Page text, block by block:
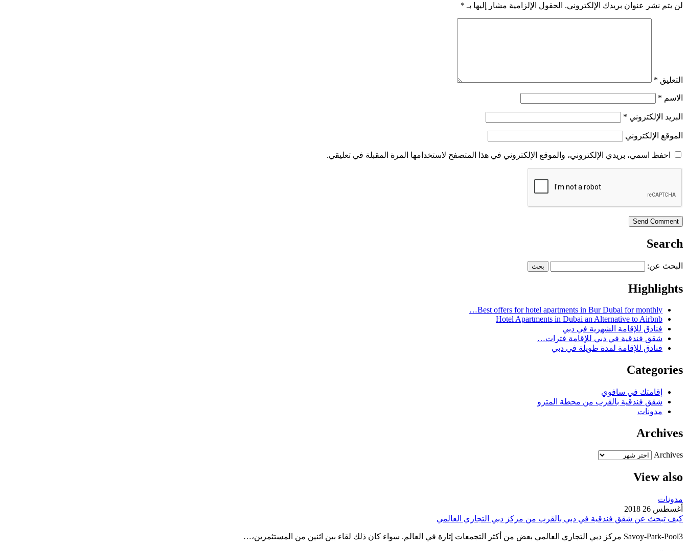
لن يتم نشر عنوان بريدك الإلكتروني. الحقول الإلزامية مشار إليها بـ *
التعليق *
الاسم *
البريد الإلكتروني *
الموقع الإلكتروني
احفظ اسمي، بريدي الإلكتروني، والموقع الإلكتروني في هذا المتصفح لاستخدامها المرة المقبلة في تعليقي.
Search
البحث عن:
Highlights
Best offers for hotel apartments in Bur Dubai for monthly…
Hotel Apartments in Dubai an Alternative to Airbnb
فنادق للإقامة الشهرية في دبي
شقق فندقية في دبي للإقامة فترات…
فنادق للإقامة لمدة طويلة في دبي
Categories
إقامتك في سافوي
شقق فندقية بالقرب من محطة المترو
مدونات
Archives
Archives
View also
مدونات
أغسطس 26 2018
كيف تبحث عن شقق فندقية في دبي بالقرب من مركز دبي التجاري العالمي
Savoy-Park-Pool3 مركز دبي التجاري العالمي بعض من أكثر التجمعات إثارة في العالم. سواء كان ذلك لقاء بين اثنين من المستثمرين،…